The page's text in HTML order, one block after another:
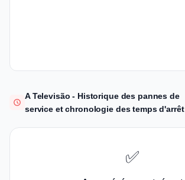
A Televisão - Historique des pannes de
service et chronologie des temps d'arrêt
✅